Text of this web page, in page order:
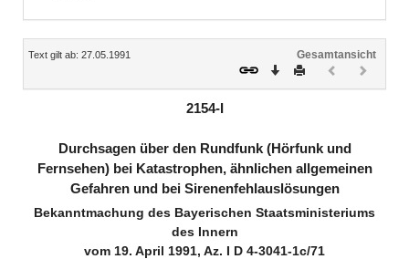
Inhalt
Text gilt ab: 27.05.1991
Gesamtansicht
Download
DruckenVorheriges
2154-I
Durchsagen über den Rundfunk (Hörfunk und
Fernsehen) bei Katastrophen, ähnlichen allgemeinen
Gefahren und bei Sirenenfehlauslösungen
Bekanntmachung des Bayerischen Staatsministeriums
des Innern
vom 19. April 1991, Az. I D 4-3041-1c/71